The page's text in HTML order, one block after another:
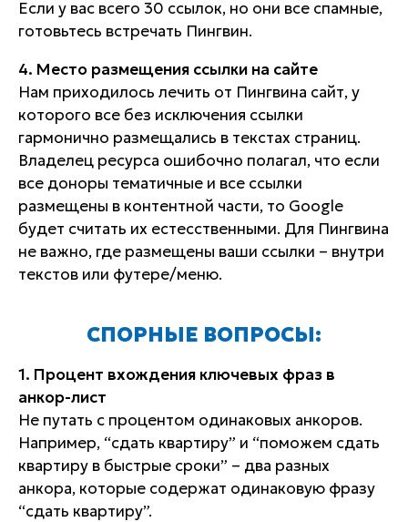
Если у вас всего 30 ссылок, но они все спамные,
готовьтесь встречать Пингвин.
4. Место размещения ссылки на сайте
Нам приходилось лечить от Пингвина сайт, у
которого все без исключения ссылки
гармонично размещались в текстах страниц.
Владелец ресурса ошибочно полагал, что если
все доноры тематичные и все ссылки
размещены в контентной части, то Google
будет считать их естесственными. Для Пингвина
не важно, где размещены ваши ссылки – внутри
текстов или футере/меню.
СПОРНЫЕ ВОПРОСЫ:
1. Процент вхождения ключевых фраз в
анкор-лист
Не путать с процентом одинаковых анкоров.
Например, “сдать квартиру” и “поможем сдать
квартиру в быстрые сроки” – два разных
анкора, которые содержат одинаковую фразу
“сдать квартиру”.